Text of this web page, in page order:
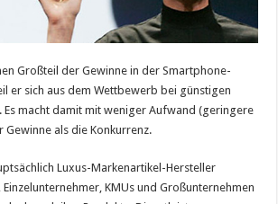
Großteil der Gewinne in der Smartphone-
er sich aus dem Wettbewerb bei günstigen
Es macht damit mit weniger Aufwand (geringere
als die Konkurrenz.
Luxus-Markenartikel-Hersteller
KMUs und Großunternehmen